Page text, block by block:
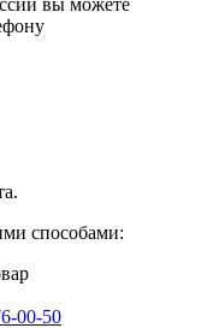
вы можете
способами:
00-50